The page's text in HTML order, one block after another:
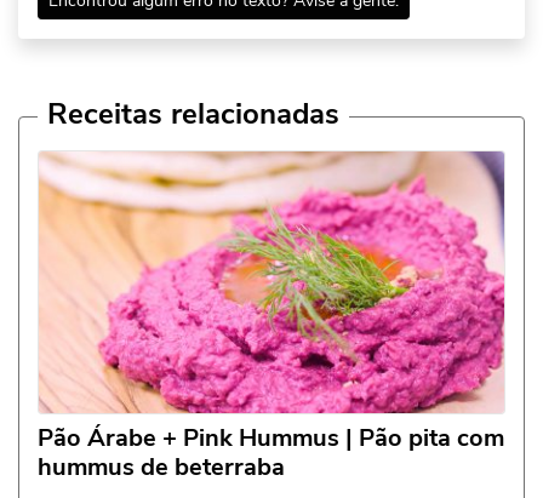
Receitas relacionadas
Pão Árabe + Pink Hummus | Pão pita com
hummus de beterraba